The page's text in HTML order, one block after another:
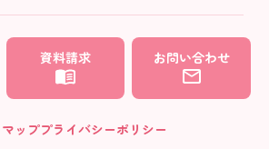
資料請求 お問い合わせ
ッププライバシーポリシー